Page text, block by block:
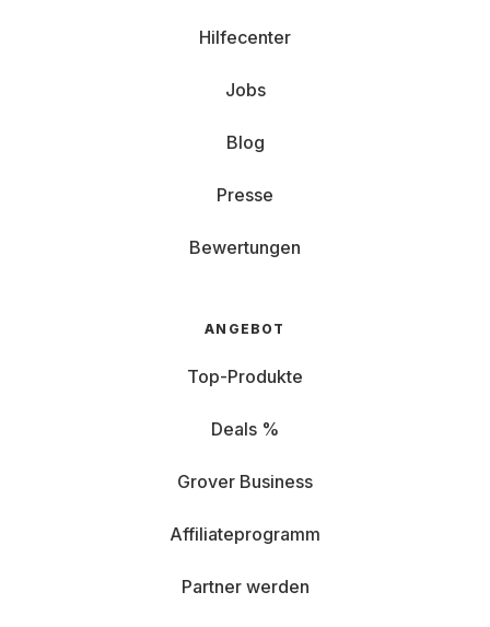
Hilfecenter
Jobs
Blog
Presse
Bewertungen
ANGEBOT
Top-Produkte
Deals %
Grover Business
Affiliateprogramm
Partner werden